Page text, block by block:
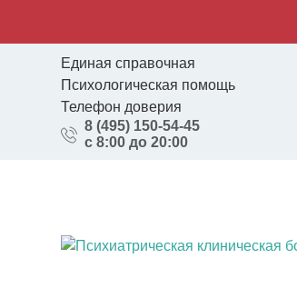
Единая справочная
Психологическая помощь
Телефон доверия
8 (495) 150-54-45
с 8:00 до 20:00